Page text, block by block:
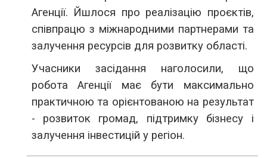
Агенції. Йшлося про реалізацію проєктів,
співпрацю з міжнародними партнерами та
залучення ресурсів для розвитку області.
Учасники засідання наголосили, що
робота Агенції має бути максимально
практичною та орієнтованою на результат
- розвиток громад, підтримку бізнесу і
залучення інвестицій у регіон.